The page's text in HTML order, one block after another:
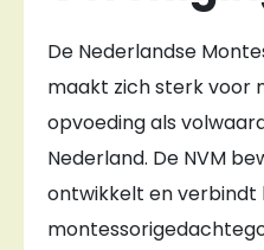
De Nederlandse
maakt zich sterk voor
opvoeding als
Nederland. De NVM
ontwikkelt en verbindt